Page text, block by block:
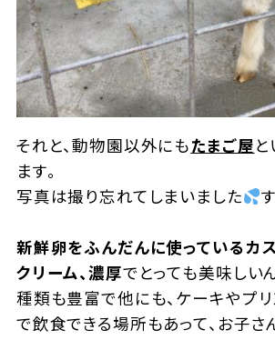
それと、動物園以外にもたまご屋
ます。
写真は撮り忘れてしまいました
新鮮卵をふんだんに使っているカ
クリーム、濃厚でとっても美味しい
種類も豊富で他にも、ケーキやプリ
で飲食できる場所もあって、お子さ